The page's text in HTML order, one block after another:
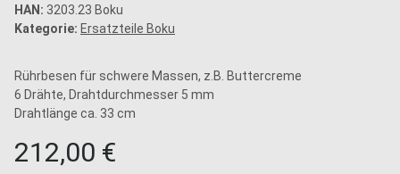
HAN: 3203.23 Boku
Kategorie: Ersatzteile Boku
Rührbesen für schwere Massen, z.B. Buttercreme
6 Drähte, Drahtdurchmesser 5 mm
Drahtlänge ca. 33 cm
212,00 €